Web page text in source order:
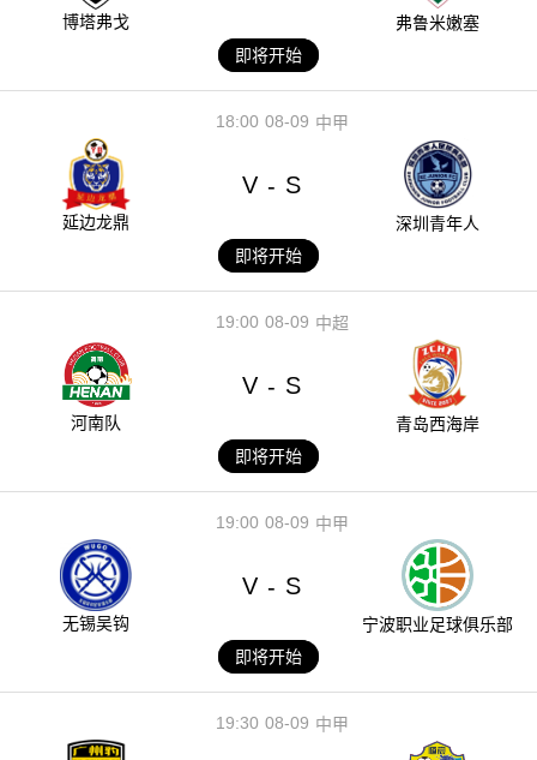
博塔弗戈
弗鲁米嫩塞
即将开始
08-09
18:00 中甲
延边龙鼎
V - S
深圳青年人
即将开始
08-09
19:00 中超
河南队
V - S
青岛西海岸
即将开始
08-09
19:00 中甲
无锡吴钩
V - S
宁波职业足球俱乐部
即将开始
08-09
19:30 中甲